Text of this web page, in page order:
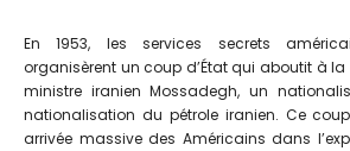
En 1953, les services secrets
organisèrent un coup d’État qui aboutit à la
ministre iranien Mossadegh, un
nationalisation du pétrole iranien. Ce
arrivée massive des Américains dans